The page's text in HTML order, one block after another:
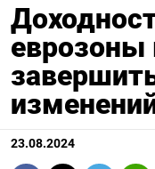
23.08.2024